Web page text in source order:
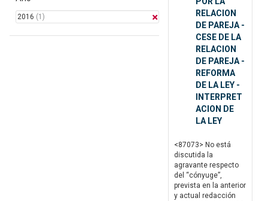
2016 (1)
RELACION
DE PAREJA -
CESE DE LA
RELACION
DE PAREJA -
REFORMA
DE LA LEY -
INTERPRET
ACION DE
LA LEY
<87073> No está
discutida la
agravante respecto
del “cónyuge”,
prevista en la anterior
y actual redacción